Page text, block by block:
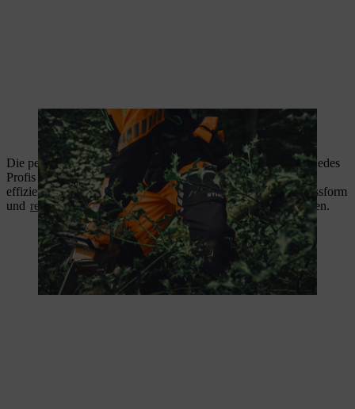
STIHL Schutzausrüstung im Einsatz, langlebig und zertifiziert durch
das KWF-Siegel
Die persönliche Schutzausrüstung ist der wichtigste Begleiter jedes
Profis im Forst. Sie erhöht die Sicherheit und ermöglicht
effizienteres Arbeiten im Bestand. Achten Sie auf Qualität, Passform
und regelmäßige Pflege, um optimalen Schutz zu gewährleisten.